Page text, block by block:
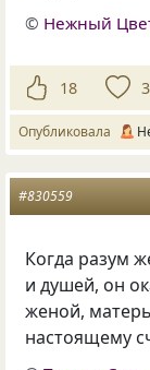
© Нежный
18 3
Опубликовала
#830559
Когда разум
и душей, он
женой,
настоящему